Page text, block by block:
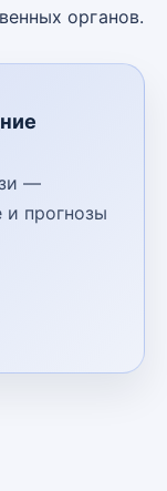
органов.
—
и прогнозы